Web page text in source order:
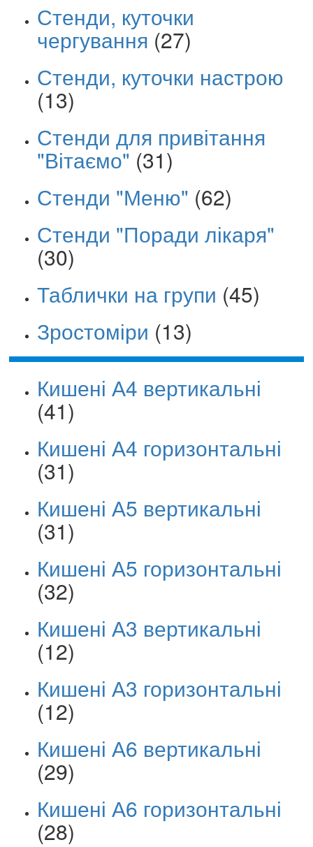
Стенди, куточки
чергування (27)
Стенди, куточки настрою
(13)
Стенди для привітання
"Вітаємо" (31)
Стенди "Меню" (62)
Стенди "Поради лікаря"
(30)
Таблички на групи (45)
Зростоміри (13)
Кишені А4 вертикальні
(41)
Кишені А4 горизонтальні
(31)
Кишені А5 вертикальні
(31)
Кишені А5 горизонтальні
(32)
Кишені А3 вертикальні
(12)
Кишені А3 горизонтальні
(12)
Кишені А6 вертикальні
(29)
Кишені А6 горизонтальні
(28)